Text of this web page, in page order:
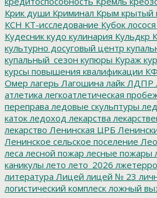
Крик души Криминал Крым крытый
КСН КТ-исследование Кубок лосося
Кудесник кудо кулинария Кульдкр
культурно досуговый центр
купальный_сезон купюры Кураж
курсы повышения квалификации
Омер лагерь Лагошина лайк ЛДПР
атлетика легкоатлетическая
переправа ледовые скульптуры
каток ледоход лекарства
лекарство Ленинская ЦРБ
Ленинское сельское поселение
леса лесной пожар лесные пожары
каникулы лето лето_2026
литература Лицей лицей № 23
логистический комплеск ложный